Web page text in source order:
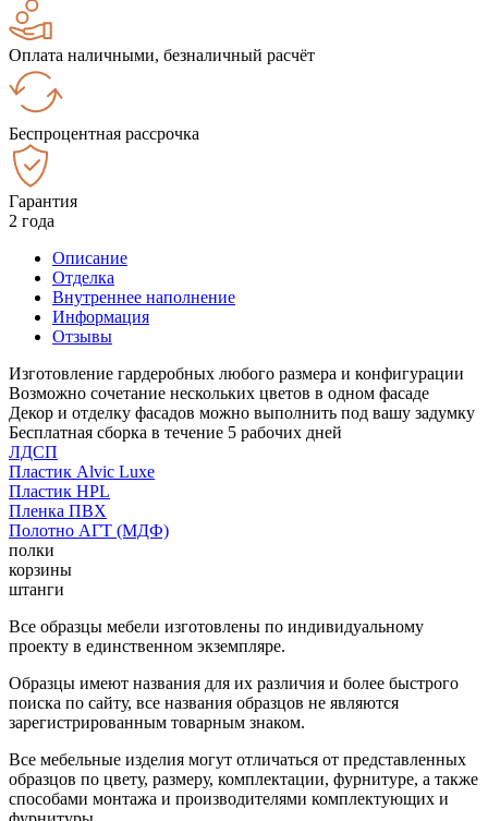
Оплата наличными, безналичный расчёт
Беспроцентная рассрочка
Гарантия
2 года
Описание
Отделка
Внутреннее наполнение
Информация
Отзывы
Изготовление гардеробных любого размера и конфигурации
Возможно сочетание нескольких цветов в одном фасаде
Декор и отделку фасадов можно выполнить под вашу задумку
Бесплатная сборка в течение 5 рабочих дней
ЛДСП
Пластик Alvic Luxe
Пластик HPL
Пленка ПВХ
Полотно АГТ (МДФ)
полки
корзины
штанги
Все образцы мебели изготовлены по индивидуальному
проекту в единственном экземпляре.
Образцы имеют названия для их различия и более быстрого
поиска по сайту, все названия образцов не являются
зарегистрированным товарным знаком.
Все мебельные изделия могут отличаться от представленных
образцов по цвету, размеру, комплектации, фурнитуре, а также
способами монтажа и производителями комплектующих и